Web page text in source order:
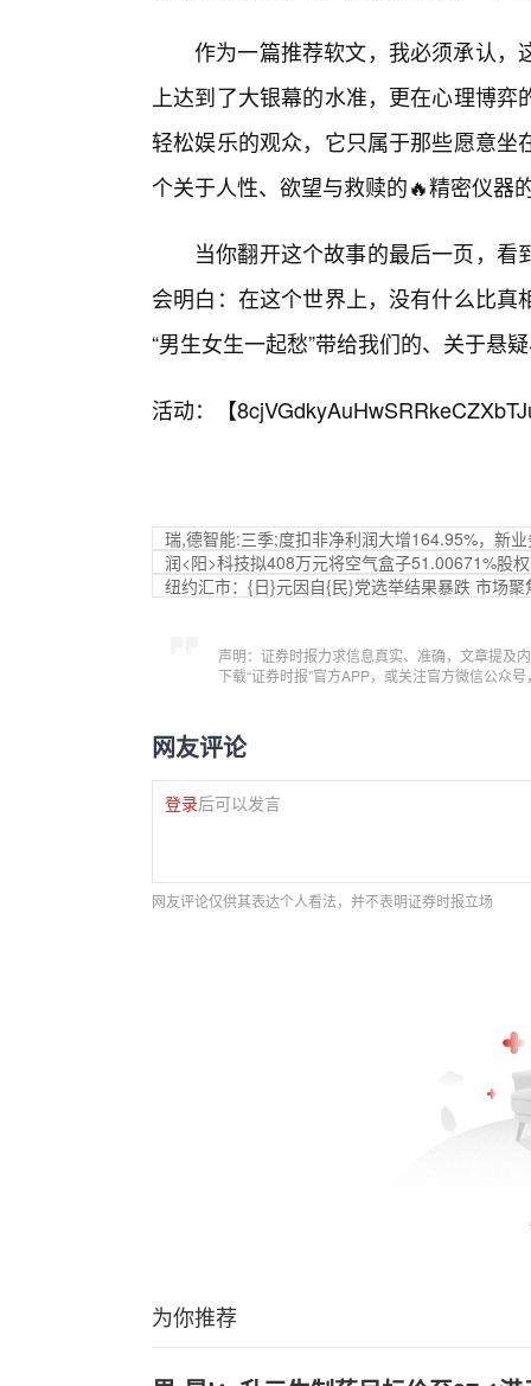
作为一篇推荐软文，我必须承认，
上达到了大银幕的水准，更在心理博
轻松娱乐的观众，它只属于那些愿意
个关于人性、欲望与救赎的🔥精密仪器
当你翻开这个故事的最后一页，
会明白：在这个世界上，没有什么比
“男生女生一起愁”带给我们的、关于悬
活动：【
瑞,德智能:三季;度扣非净利润大增164.95%，新
润<阳>科技拟408万元将空气盒子51.00671%股
纽约汇市：{日}元因自{民}党选举结果暴跌 市场聚
声明：证券时报力求信息真实、准确，文章提及
下载“证券时报”官方APP，或关注官方微信公众
网友评论
登录后可以发言
网友评论仅供其表达个人看法，并不表明证券时报立场
为你推荐